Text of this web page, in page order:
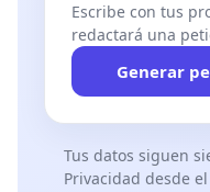
Escribe con tus
redactará una
Generar
Tus datos siguen
Privacidad desde